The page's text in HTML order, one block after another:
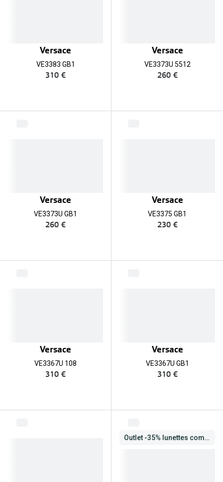
Versace
VE3383 GB1
310 €
Versace
VE3373U 5512
260 €
Versace
VE3373U GB1
260 €
Versace
VE3375 GB1
230 €
Versace
VE3367U 108
310 €
Versace
VE3367U GB1
310 €
Outlet -35% lunettes complètes